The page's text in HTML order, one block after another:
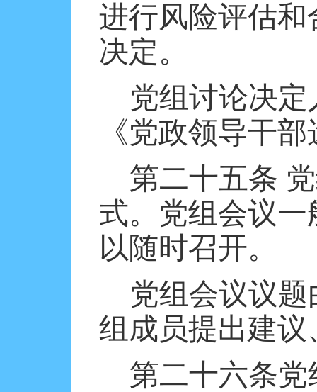
进行风险评估
决定。
党组讨论决
《党政领导干
第二十五条
式。党组会议一
以随时召开。
党组会议议
组成员提出建
第二十六条